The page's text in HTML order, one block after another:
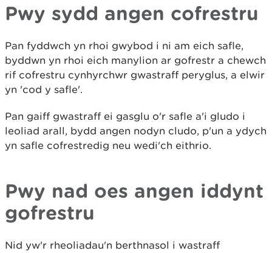
Pwy sydd angen cofrestru
Pan fyddwch yn rhoi gwybod i ni am eich safle,
byddwn yn rhoi eich manylion ar gofrestr a chewch
rif cofrestru cynhyrchwr gwastraff peryglus, a elwir
yn 'cod y safle'.
Pan gaiff gwastraff ei gasglu o'r safle a'i gludo i
leoliad arall, bydd angen nodyn cludo, p'un a ydych
yn safle cofrestredig neu wedi'ch eithrio.
Pwy nad oes angen iddynt
gofrestru
Nid yw'r rheoliadau'n berthnasol i wastraff